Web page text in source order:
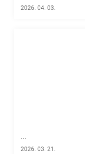
2026. 04. 03.
...
2026. 03. 21.